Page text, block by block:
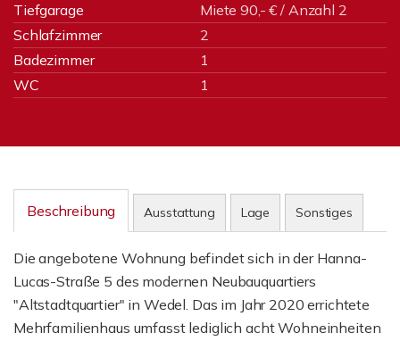
Tiefgarage
Miete 90,- € / Anzahl 2
Schlafzimmer
2
Badezimmer
1
WC
1
Beschreibung Ausstattung Lage Sonstiges
Die angebotene Wohnung befindet sich in der Hanna-
Lucas-Straße 5 des modernen Neubauquartiers
"Altstadtquartier" in Wedel. Das im Jahr 2020 errichtete
Mehrfamilienhaus umfasst lediglich acht Wohneinheiten